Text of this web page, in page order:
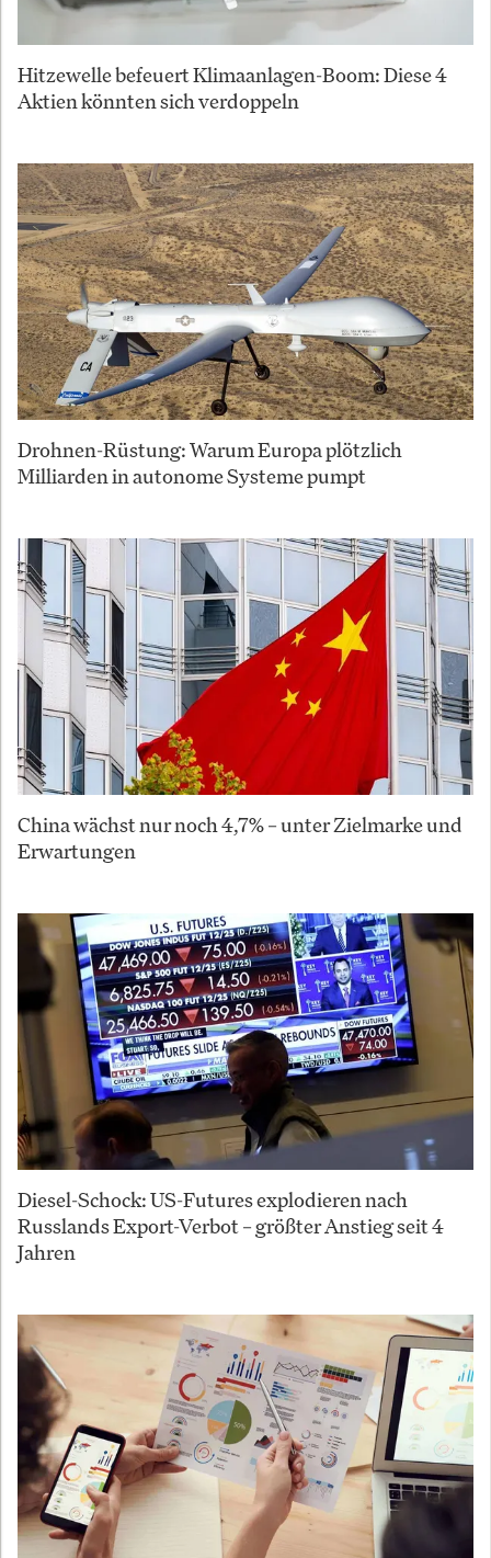
Hitzewelle befeuert Klimaanlagen-Boom: Diese 4
Aktien könnten sich verdoppeln
Drohnen-Rüstung: Warum Europa plötzlich
Milliarden in autonome Systeme pumpt
China wächst nur noch 4,7% – unter Zielmarke und
Erwartungen
Diesel-Schock: US-Futures explodieren nach
Russlands Export-Verbot – größter Anstieg seit 4
Jahren